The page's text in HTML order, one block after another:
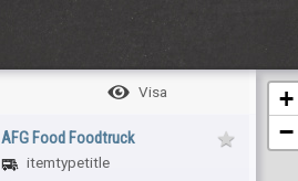
Visa
AFG Food Foodtruck
itemtypetitle
+
−